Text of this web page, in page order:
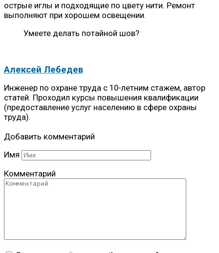
острые иглы и подходящие по цвету нити. Ремонт
выполняют при хорошем освещении.
Умеете делать потайной шов?
Алексей Лебедев
Инженер по охране труда с 10-летним стажем, автор
статей. Проходил курсы повышения квалификации
(предоставление услуг населению в сфере охраны
труда).
Добавить комментарий
Имя
Комментарий